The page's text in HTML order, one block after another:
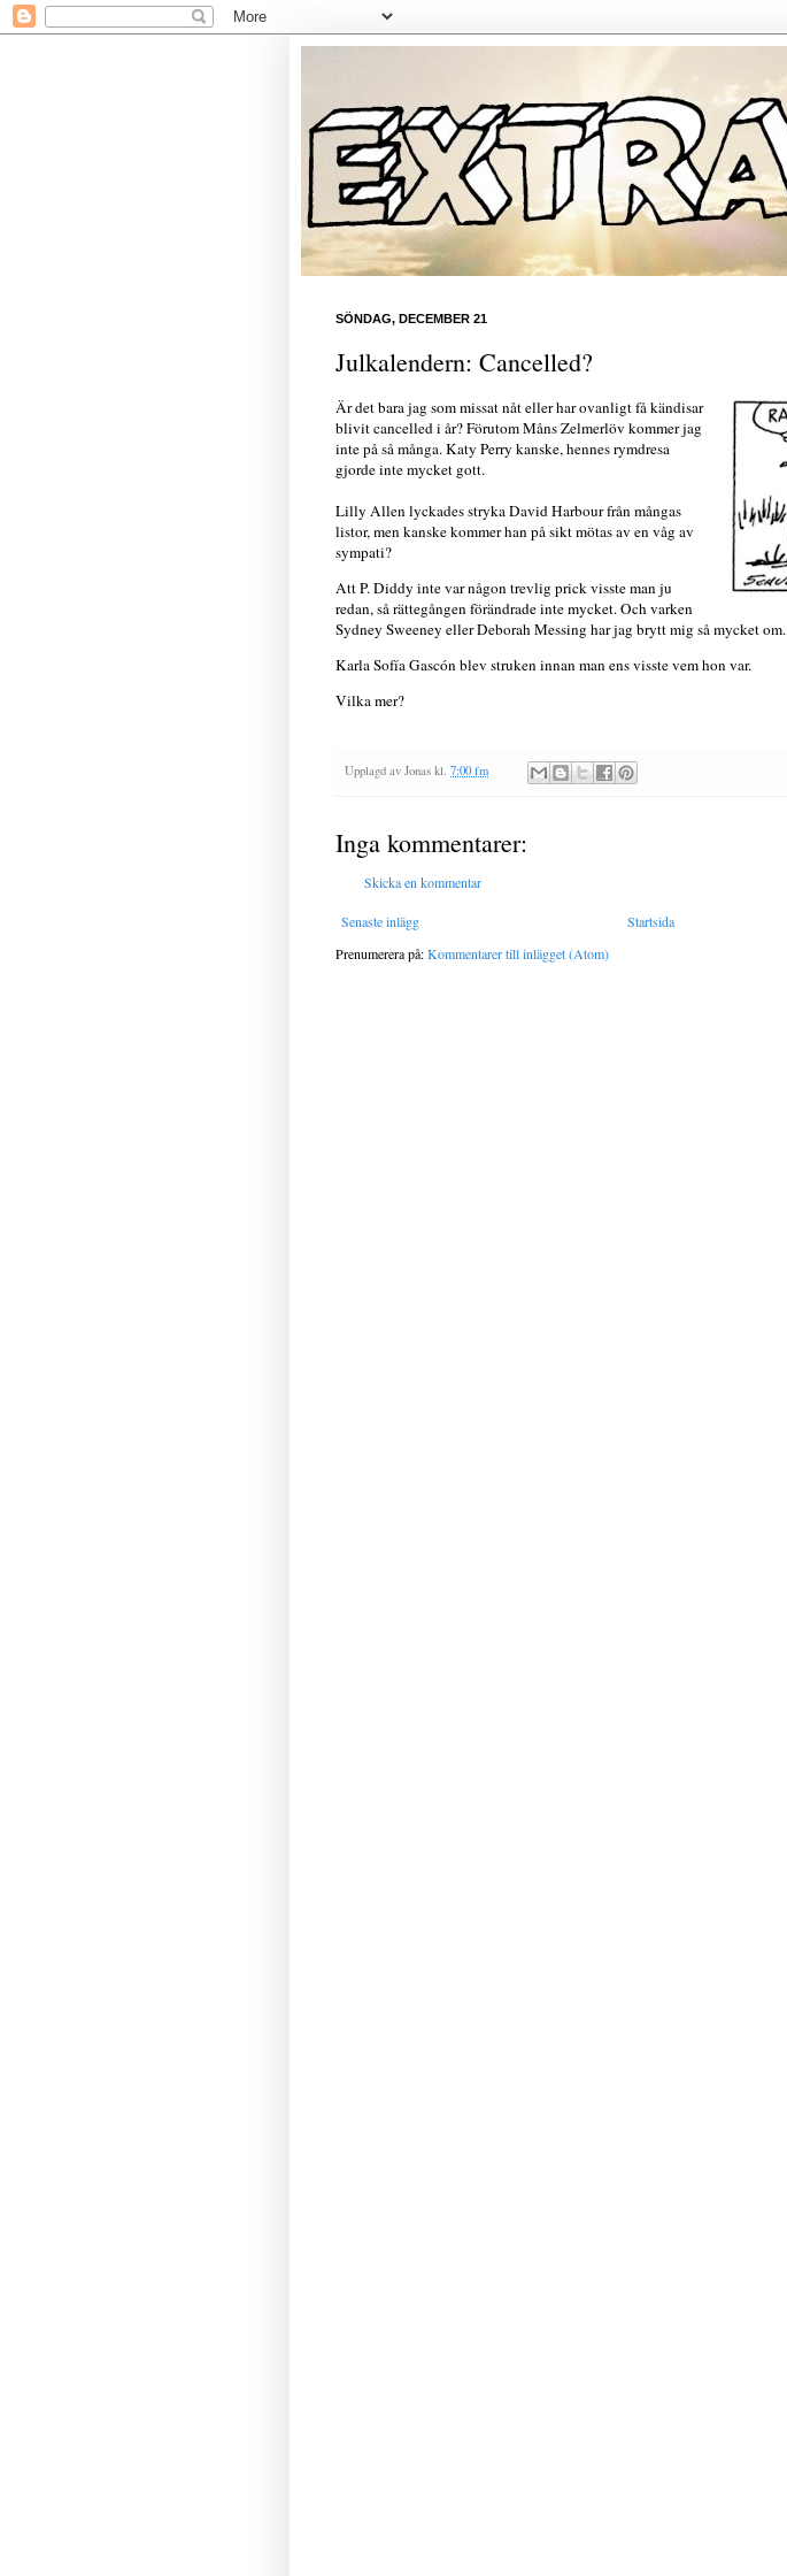
SÖNDAG, DECEMBER 21
Julkalendern: Cancelled?
Är det bara jag som missat nåt eller har ovanligt få kändisar
blivit cancelled i år? Förutom Måns Zelmerlöv kommer jag
inte på så många. Katy Perry kanske, hennes rymdresa
gjorde inte mycket gott.
Lilly Allen lyckades stryka David Harbour från mångas
listor, men kanske kommer han på sikt mötas av en våg av
sympati?
Att P. Diddy inte var någon trevlig prick visste man ju
redan, så rättegången förändrade inte mycket. Och varken
Sydney Sweeney eller Deborah Messing har jag brytt mig så mycket om.
Karla Sofía Gascón blev struken innan man ens visste vem hon var.
Vilka mer?
Upplagd av Jonas kl. 7:00 fm
Inga kommentarer:
Skicka en kommentar
Senaste inlägg
Startsida
Prenumerera på:Kommentarer till inlägget (Atom)